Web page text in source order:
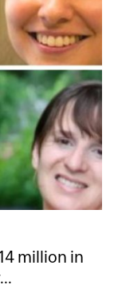
million in